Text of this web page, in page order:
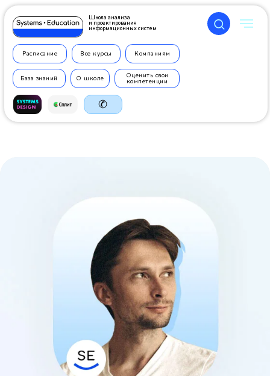
Школа анализа
и проектирования
информационных систем
Расписание Все курсы Компаниям
Оценить свои
компетенции
База знаний О школе
✆